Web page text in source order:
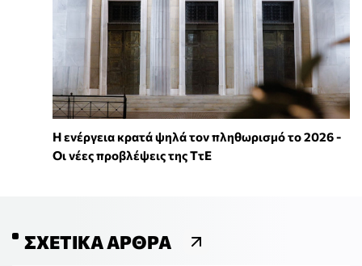
Η ενέργεια κρατά ψηλά τον πληθωρισμό το 2026 -
Οι νέες προβλέψεις της ΤτΕ
ΣΧΕΤΙΚΆ ΆΡΘΡΑ